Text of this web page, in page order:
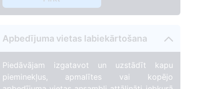
131
Apbedījuma vietas labiekārtošana
Piedāvājam izgatavot un uzstādīt kapu
pieminekļus, apmalītes vai kopējo